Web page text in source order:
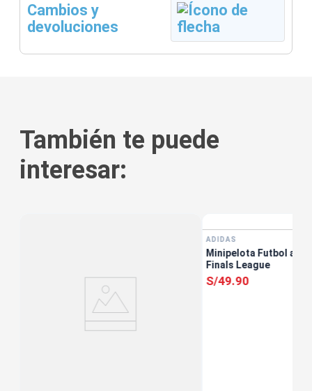
Cambios y
devoluciones
También te puede
interesar:
ADIDAS
Minipelota Futbol
Finals League
S/49.90